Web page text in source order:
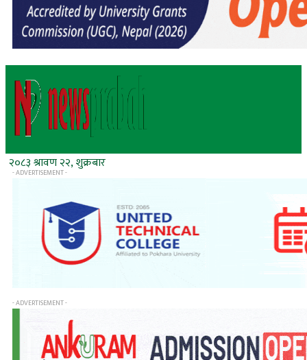
२०८३ श्रावण २२, शुक्रबार
- ADVERTISEMENT -
- ADVERTISEMENT -